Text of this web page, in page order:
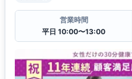
営業時間
平日 10:00〜13:00